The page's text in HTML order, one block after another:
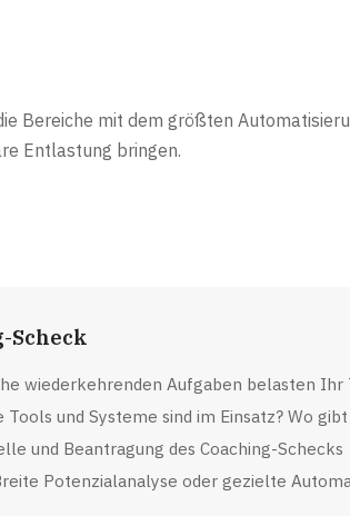
Bereiche mit dem größten
Entlastung bringen.
Scheck
wiederkehrenden Aufgaben belasten Ihr
und Systeme sind im Einsatz? Wo
und Beantragung des Coaching-Schecks
Potenzialanalyse oder gezielte